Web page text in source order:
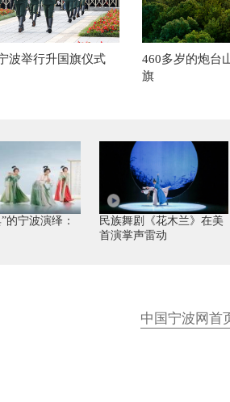
波举行升国旗仪式
460多岁的炮台
旗
的宁波演绎：
民族舞剧《花木兰》在美
首演掌声雷动
中国宁波网首